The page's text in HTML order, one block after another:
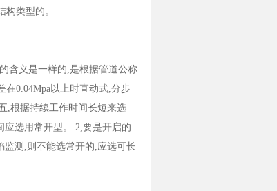
类型的。
含义是一样的,是根据管道公称
0.04Mpa以上时直动式,分步
,根据持续工作时间长短来选
选用常开型。 2,要是开启的
监测,则不能选常开的,应选可长